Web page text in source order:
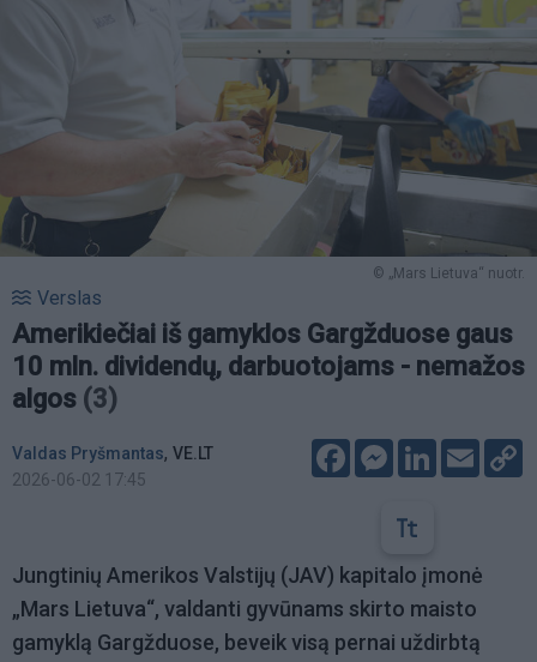
© „Mars Lietuva“ nuotr.
Verslas
Amerikiečiai iš gamyklos Gargžduose gaus
10 mln. dividendų, darbuotojams - nemažos
algos (3)
Valdas Pryšmantas, VE.LT
2026-06-02 17:45
FacebookMessenger
LinkedIn
Email
Jungtinių Amerikos Valstijų (JAV) kapitalo įmonė
„Mars Lietuva“, valdanti gyvūnams skirto maisto
gamyklą Gargžduose, beveik visą pernai uždirbtą